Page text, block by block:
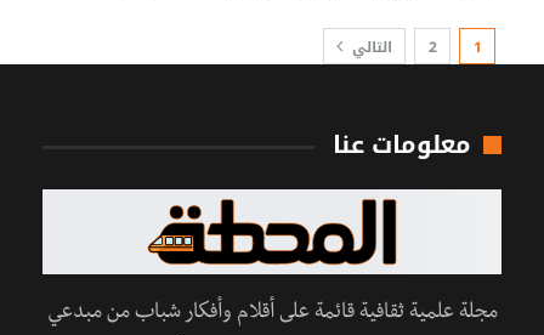
1
2 التالي
معلومات عنا
مجلة علمية ثقافية قائمة على أقلام وأفكار شباب من مبدعي